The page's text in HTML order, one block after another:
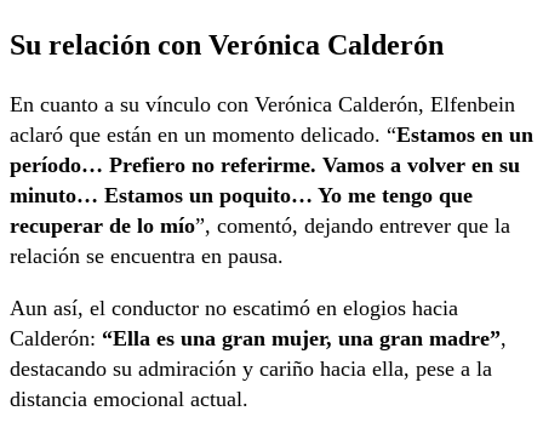
Su relación con Verónica Calderón
En cuanto a su vínculo con Verónica Calderón, Elfenbein
aclaró que están en un momento delicado. “Estamos en un
período… Prefiero no referirme. Vamos a volver en su
minuto… Estamos un poquito… Yo me tengo que
recuperar de lo mío”, comentó, dejando entrever que la
relación se encuentra en pausa.
Aun así, el conductor no escatimó en elogios hacia
Calderón: “Ella es una gran mujer, una gran madre”,
destacando su admiración y cariño hacia ella, pese a la
distancia emocional actual.